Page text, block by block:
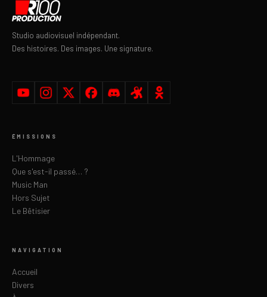
Studio audiovisuel indépendant.
Des histoires. Des images. Une signature.
ÉMISSIONS
L'Hommage
Que s'est-il passé… ?
Music Man
Hors Sujet
Le Bêtisier
NAVIGATION
Accueil
Divers